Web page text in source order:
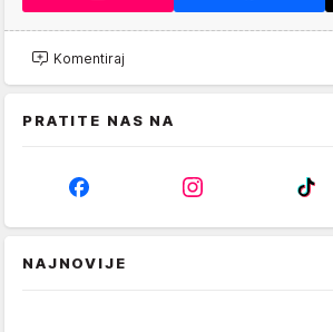
Komentiraj
PRATITE NAS NA
NAJNOVIJE